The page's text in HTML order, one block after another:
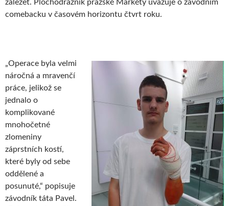
záležet. Plochodrážník pražské Markéty uvažuje o závodním
comebacku v časovém horizontu čtvrt roku.
„Operace byla velmi
náročná a mravenčí
práce, jelikož se
jednalo o
komplikované
mnohočetné
zlomeniny
záprstních kostí,
které byly od sebe
oddělené a
posunuté,“ popisuje
závodník táta Pavel.